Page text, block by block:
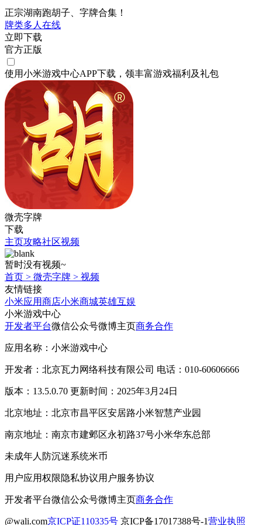
正宗湖南跑胡子、字牌合集！
牌类多人在线
立即下载
官方正版
使用小米游戏中心APP下载 ，领丰富游戏福利 及礼包
微壳字牌
下载
主页攻略社区视频
暂时没有视频~
首页 > 微壳字牌 > 视频
友情链接
小米应用商店小米商城英雄互娱
小米游戏中心
开发者平台微信公众号微博主页商务合作
应用名称：小米游戏中心
开发者：北京瓦力网络科技有限公司 电话：010-60606666
版本：13.5.0.70 更新时间：2025年3月24日
北京地址：北京市昌平区安居路小米智慧产业园
南京地址：南京市建邺区永初路37号小米华东总部
未成年人防沉迷系统米币
用户应用权限隐私协议用户服务协议
开发者平台微信公众号微博主页商务合作
@wali.com京ICP证110335号 京ICP备17017388号-1营业执照